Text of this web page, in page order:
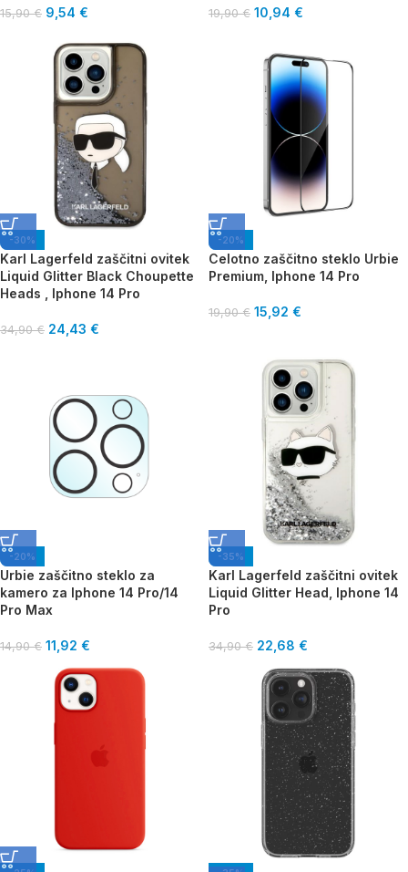
15,90€ 9,54 € 19,90€ 10,94 €
-30%
Karl Lagerfeld zaščitni ovitek
Liquid Glitter Black Choupette
Heads , Iphone 14 Pro
34,90€ 24,43 €
-20%
Celotno zaščitno steklo Urbie
Premium, Iphone 14 Pro
19,90€ 15,92 €
-20%
Urbie zaščitno steklo za
kamero za Iphone 14 Pro/14
Pro Max
14,90€ 11,92 €
-35%
Karl Lagerfeld zaščitni ovitek
Liquid Glitter Head, Iphone 14
Pro
34,90€ 22,68 €